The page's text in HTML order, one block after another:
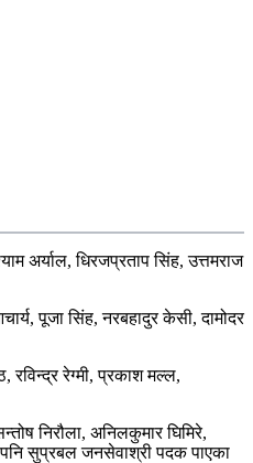
अर्याल, धिरजप्रताप सिंह, उत्तमराज
पूजा सिंह, नरबहादुर केसी, दामोदर
रविन्द्र रेग्मी, प्रकाश मल्ल,
निरौला, अनिलकुमार घिमिरे,
पनि सुप्रबल जनसेवाश्री पदक पाएका